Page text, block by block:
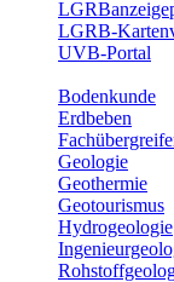
LGRB-
UVB-Portal
Bodenkunde
Erdbeben
Geologie
Geothermie
Geotourismus
Hydrogeologie